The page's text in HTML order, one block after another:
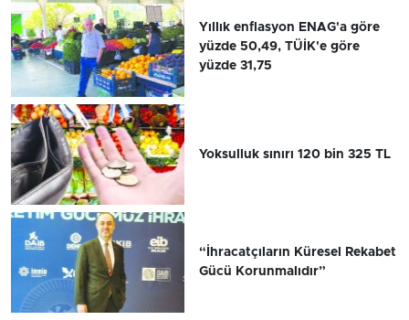
Yıllık enflasyon ENAG'a göre
yüzde 50,49, TÜİK'e göre
yüzde 31,75
Yoksulluk sınırı 120 bin 325 TL
“İhracatçıların Küresel Rekabet
Gücü Korunmalıdır”